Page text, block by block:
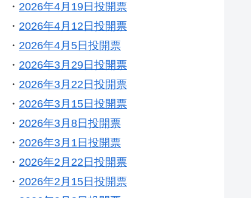
・ 2026年4月19日投開票
・ 2026年4月12日投開票
・ 2026年4月5日投開票
・ 2026年3月29日投開票
・ 2026年3月22日投開票
・ 2026年3月15日投開票
・ 2026年3月8日投開票
・ 2026年3月1日投開票
・ 2026年2月22日投開票
・ 2026年2月15日投開票